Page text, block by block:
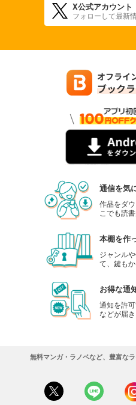
X公式アカウント
フォローして最新
通信を気
作品をダ
こでも読
本棚を作
ジャンル
て、鍵もか
お得な通
通知を許
などが届き
無料マンガ・ラノベなど、豊富な